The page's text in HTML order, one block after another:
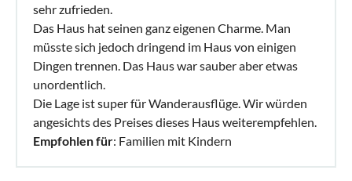
sehr zufrieden.
Das Haus hat seinen ganz eigenen Charme. Man
müsste sich jedoch dringend im Haus von einigen
Dingen trennen. Das Haus war sauber aber etwas
unordentlich.
Die Lage ist super für Wanderausflüge. Wir würden
angesichts des Preises dieses Haus weiterempfehlen.
Empfohlen für: Familien mit Kindern